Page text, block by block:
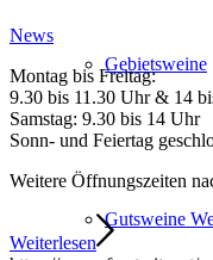
Gebietsweine
Gutsweine
News
Montag bis Freitag:
9.30 bis 11.30 Uhr & 14
Samstag: 9.30 bis 14 Uhr
Sonn- und Feiertag
Weitere Öffnungszeiten
Weiterlesen